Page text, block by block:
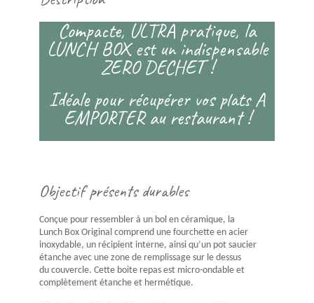
Compacte, ULTRA pratique, la
LUNCH BOX est un indispensable
ZERO DECHET !
Idéale pour récupérer vos plats A
EMPORTER au restaurant !
Objectif présents durables
Conçue pour ressembler à un bol en céramique, la
Lunch Box Original comprend une fourchette en acier
inoxydable, un récipient interne, ainsi qu’un pot saucier
étanche avec une zone de remplissage sur le dessus
du couvercle. Cette boite repas est micro-ondable et
complètement étanche et hermétique.